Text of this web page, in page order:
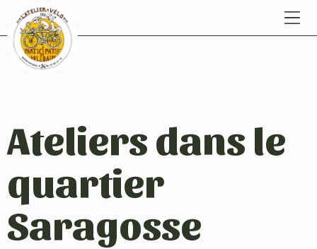
Ateliers dans le
quartier
Saragosse